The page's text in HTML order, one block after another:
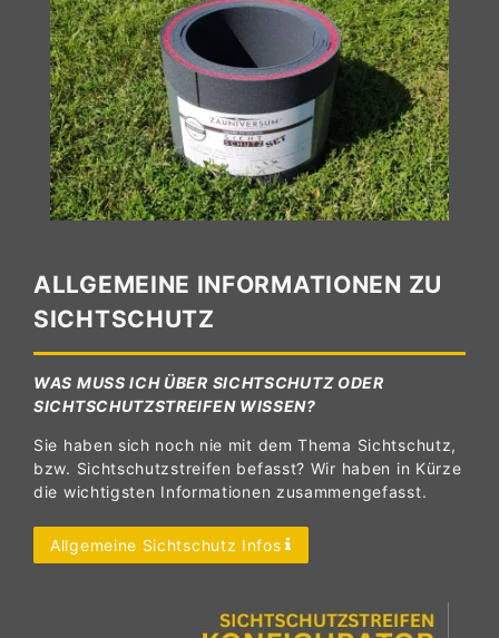
ALLGEMEINE INFORMATIONEN ZU
SICHTSCHUTZ
WAS MUSS ICH ÜBER SICHTSCHUTZ ODER
SICHTSCHUTZSTREIFEN WISSEN?
Sie haben sich noch nie mit dem Thema Sichtschutz,
bzw. Sichtschutzstreifen befasst? Wir haben in Kürze
die wichtigsten Informationen zusammengefasst.
Allgemeine Sichtschutz Infos